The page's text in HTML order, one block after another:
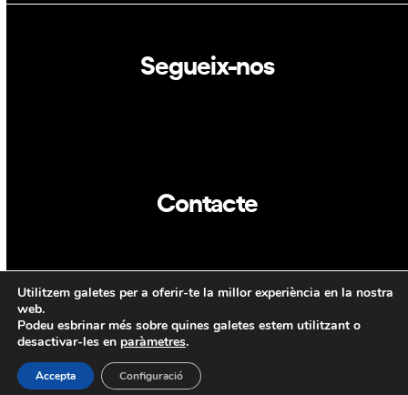
Segueix-nos
Contacte
CAT ENG
Utilitzem galetes per a oferir-te la millor experiència en la nostra
web.
Podeu esbrinar més sobre quines galetes estem utilitzant o
desactivar-les en paràmetres.
Accepta Configuració